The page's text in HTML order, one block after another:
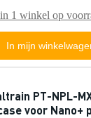
1 winkel op
In mijn
PT-NPL-
voor Nano+